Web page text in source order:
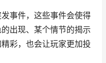
事件，这些事件会使得
出现、某个情节的揭示
彩，也会让玩家更加投